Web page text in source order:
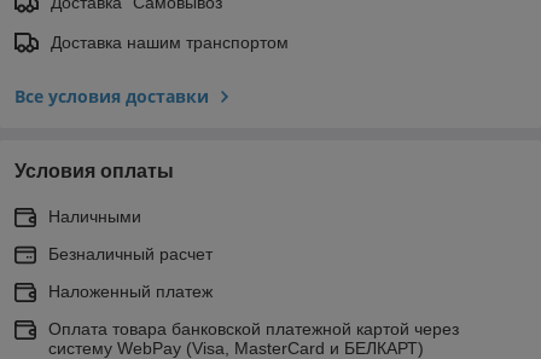
Доставка нашим транспортом
Все условия доставки
Условия оплаты
Наличными
Безналичный расчет
Наложенный платеж
Оплата товара банковской платежной картой через
систему WebPay (Visa, MasterCard и БЕЛКАРТ)